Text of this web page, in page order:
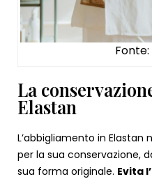
Fonte:
La
Elastan
L’abbigliamento in
per la sua conservazione,
sua forma originale. Evita